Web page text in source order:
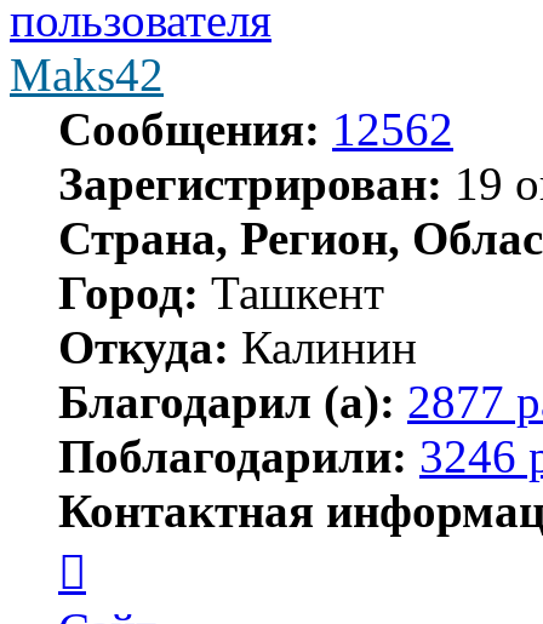
Maks42
Сообщения: 12562
Зарегистрирован: 19
Страна, Регион,
Город: Ташкент
Откуда: Калинин
Благодарил (а): 2877
Поблагодарили: 3246
Контактная
пользователя
Maks42